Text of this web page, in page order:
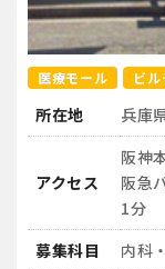
医療モール ビ
所在地 兵庫
アクセス
阪神
阪急
1分
募集科目
内科